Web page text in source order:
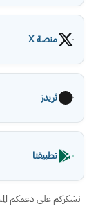
منصة X
ثريدز
تطبيقنا
نشكركم على دعمكم